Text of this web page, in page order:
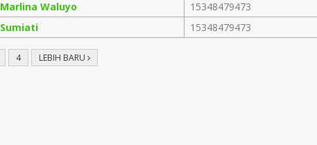
Marlina Waluyo 15348479473
Sumiati 15348479473
4 LEBIH BARU